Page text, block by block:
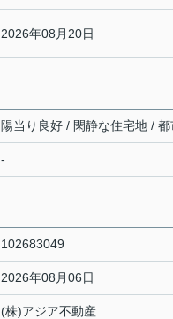
2026年08月20日
陽当り良好 / 閑静な住宅地 /
-
102683049
2026年08月06日
(株)アジア不動産